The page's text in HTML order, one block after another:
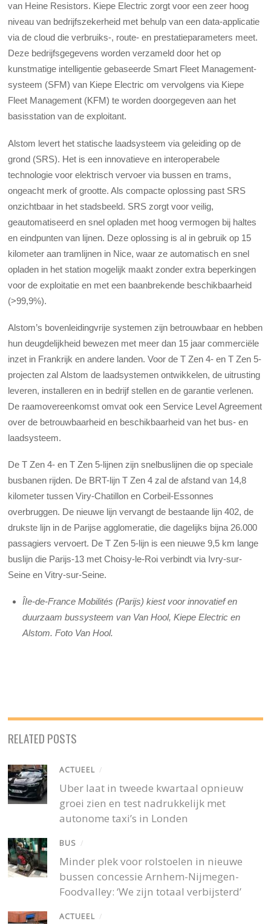
van Heine Resistors. Kiepe Electric zorgt voor een zeer hoog
niveau van bedrijfszekerheid met behulp van een data-applicatie
via de cloud die verbruiks-, route- en prestatieparameters meet.
Deze bedrijfsgegevens worden verzameld door het op
kunstmatige intelligentie gebaseerde Smart Fleet Management-
systeem (SFM) van Kiepe Electric om vervolgens via Kiepe
Fleet Management (KFM) te worden doorgegeven aan het
basisstation van de exploitant.
Alstom levert het statische laadsysteem via geleiding op de
grond (SRS). Het is een innovatieve en interoperabele
technologie voor elektrisch vervoer via bussen en trams,
ongeacht merk of grootte. Als compacte oplossing past SRS
onzichtbaar in het stadsbeeld. SRS zorgt voor veilig,
geautomatiseerd en snel opladen met hoog vermogen bij haltes
en eindpunten van lijnen. Deze oplossing is al in gebruik op 15
kilometer aan tramlijnen in Nice, waar ze automatisch en snel
opladen in het station mogelijk maakt zonder extra beperkingen
voor de exploitatie en met een baanbrekende beschikbaarheid
(>99,9%).
Alstom’s bovenleidingvrije systemen zijn betrouwbaar en hebben
hun deugdelijkheid bewezen met meer dan 15 jaar commerciële
inzet in Frankrijk en andere landen. Voor de T Zen 4- en T Zen 5-
projecten zal Alstom de laadsystemen ontwikkelen, de uitrusting
leveren, installeren en in bedrijf stellen en de garantie verlenen.
De raamovereenkomst omvat ook een Service Level Agreement
over de betrouwbaarheid en beschikbaarheid van het bus- en
laadsysteem.
De T Zen 4- en T Zen 5-lijnen zijn snelbuslijnen die op speciale
busbanen rijden. De BRT-lijn T Zen 4 zal de afstand van 14,8
kilometer tussen Viry-Chatillon en Corbeil-Essonnes
overbruggen. De nieuwe lijn vervangt de bestaande lijn 402, de
drukste lijn in de Parijse agglomeratie, die dagelijks bijna 26.000
passagiers vervoert. De T Zen 5-lijn is een nieuwe 9,5 km lange
buslijn die Parijs-13 met Choisy-le-Roi verbindt via Ivry-sur-
Seine en Vitry-sur-Seine.
ÎIe-de-France Mobilités (Parijs) kiest voor innovatief en
duurzaam bussysteem van Van Hool, Kiepe Electric en
Alstom. Foto Van Hool.
RELATED POSTS
ACTUEEL /
Uber laat in tweede kwartaal opnieuw
groei zien en test nadrukkelijk met
autonome taxi’s in Londen
BUS /
Minder plek voor rolstoelen in nieuwe
bussen concessie Arnhem-Nijmegen-
Foodvalley: ‘We zijn totaal verbijsterd’
ACTUEEL /